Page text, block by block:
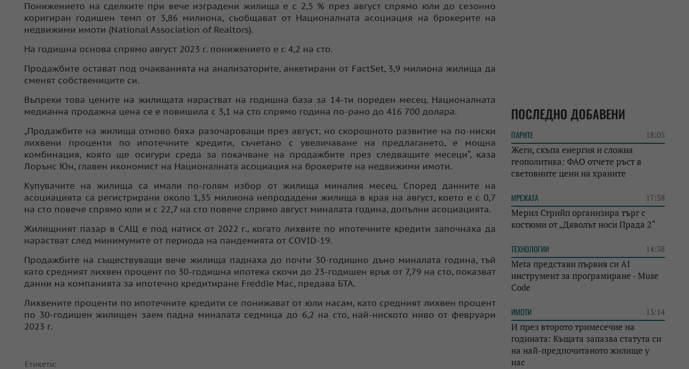
Понижението на сделките при вече изградени жилища е с 2,5 % през август спрямо юли до сезонно
коригиран годишен темп от 3,86 милиона, съобщават от Националната асоциация на брокерите на
недвижими имоти (National Association of Realtors).
На годишна основа спрямо август 2023 г. понижението е с 4,2 на сто.
Продажбите остават под очакванията на анализаторите, анкетирани от FactSet, 3,9 милиона жилища да
сменят собствениците си.
Въпреки това цените на жилищата нарастват на годишна база за 14-ти пореден месец. Националната
медианна продажна цена се е повишила с 3,1 на сто спрямо година по-рано до 416 700 долара.
„Продажбите на жилища отново бяха разочароващи през август, но скорошното развитие на по-ниски
лихвени проценти по ипотечните кредити, съчетано с увеличаване на предлагането, е мощна
комбинация, която ще осигури среда за покачване на продажбите през следващите месеци“, каза
Лорънс Юн, главен икономист на Националната асоциация на брокерите на недвижими имоти.
Купувачите на жилища са имали по-голям избор от жилища миналия месец. Според данните на
асоциацията са регистрирани около 1,35 милиона непродадени жилища в края на август, което е с 0,7
на сто повече спрямо юли и с 22,7 на сто повече спрямо август миналата година, допълни асоциацията.
Жилищният пазар в САЩ е под натиск от 2022 г., когато лихвите по ипотечните кредити започнаха да
нарастват след минимумите от периода на пандемията от COVID-19.
Продажбите на съществуващи вече жилища паднаха до почти 30-годишно дъно миналата година, тъй
като средният лихвен процент по 30-годишна ипотека скочи до 23-годишен връх от 7,79 на сто, показват
данни на компанията за ипотечно кредитиране Freddie Mac, предава БТА.
Лихвените проценти по ипотечните кредити се понижават от юли насам, като средният лихвен процент
по 30-годишен жилищен заем падна миналата седмица до 6,2 на сто, най-ниското ниво от февруари
2023 г.
Етикети:
ПОСЛЕДНО ДОБАВЕНИ
ПАРИТЕ 18:05
Жеги, скъпа енергия и сложна
геополитика: ФАО отчете ръст в
световните цени на храните
МРЕЖАТА 17:38
Мерил Стрийп организира търг с
костюми от „Дяволът носи Прада 2“
ТЕХНОЛОГИИ 14:38
Meta представи първия си AI
инструмент за програмиране - Muse
Code
ИМОТИ 13:14
И през второто тримесечие на
годината: Къщата запазва статута си
на най-предпочитаното жилище у
нас